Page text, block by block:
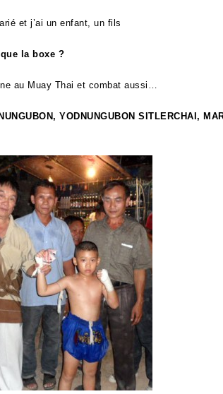
et j’ai un enfant, un fils
la boxe ?
au Muay Thai et combat aussi…
YODNUNGUBON SITLERCHAI,